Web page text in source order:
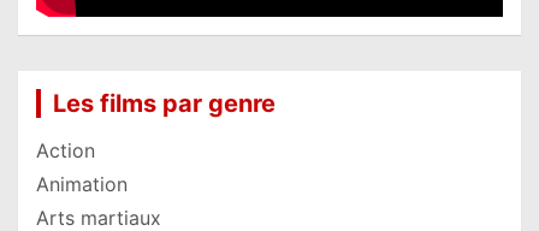
Les films par genre
Action
Animation
Arts martiaux